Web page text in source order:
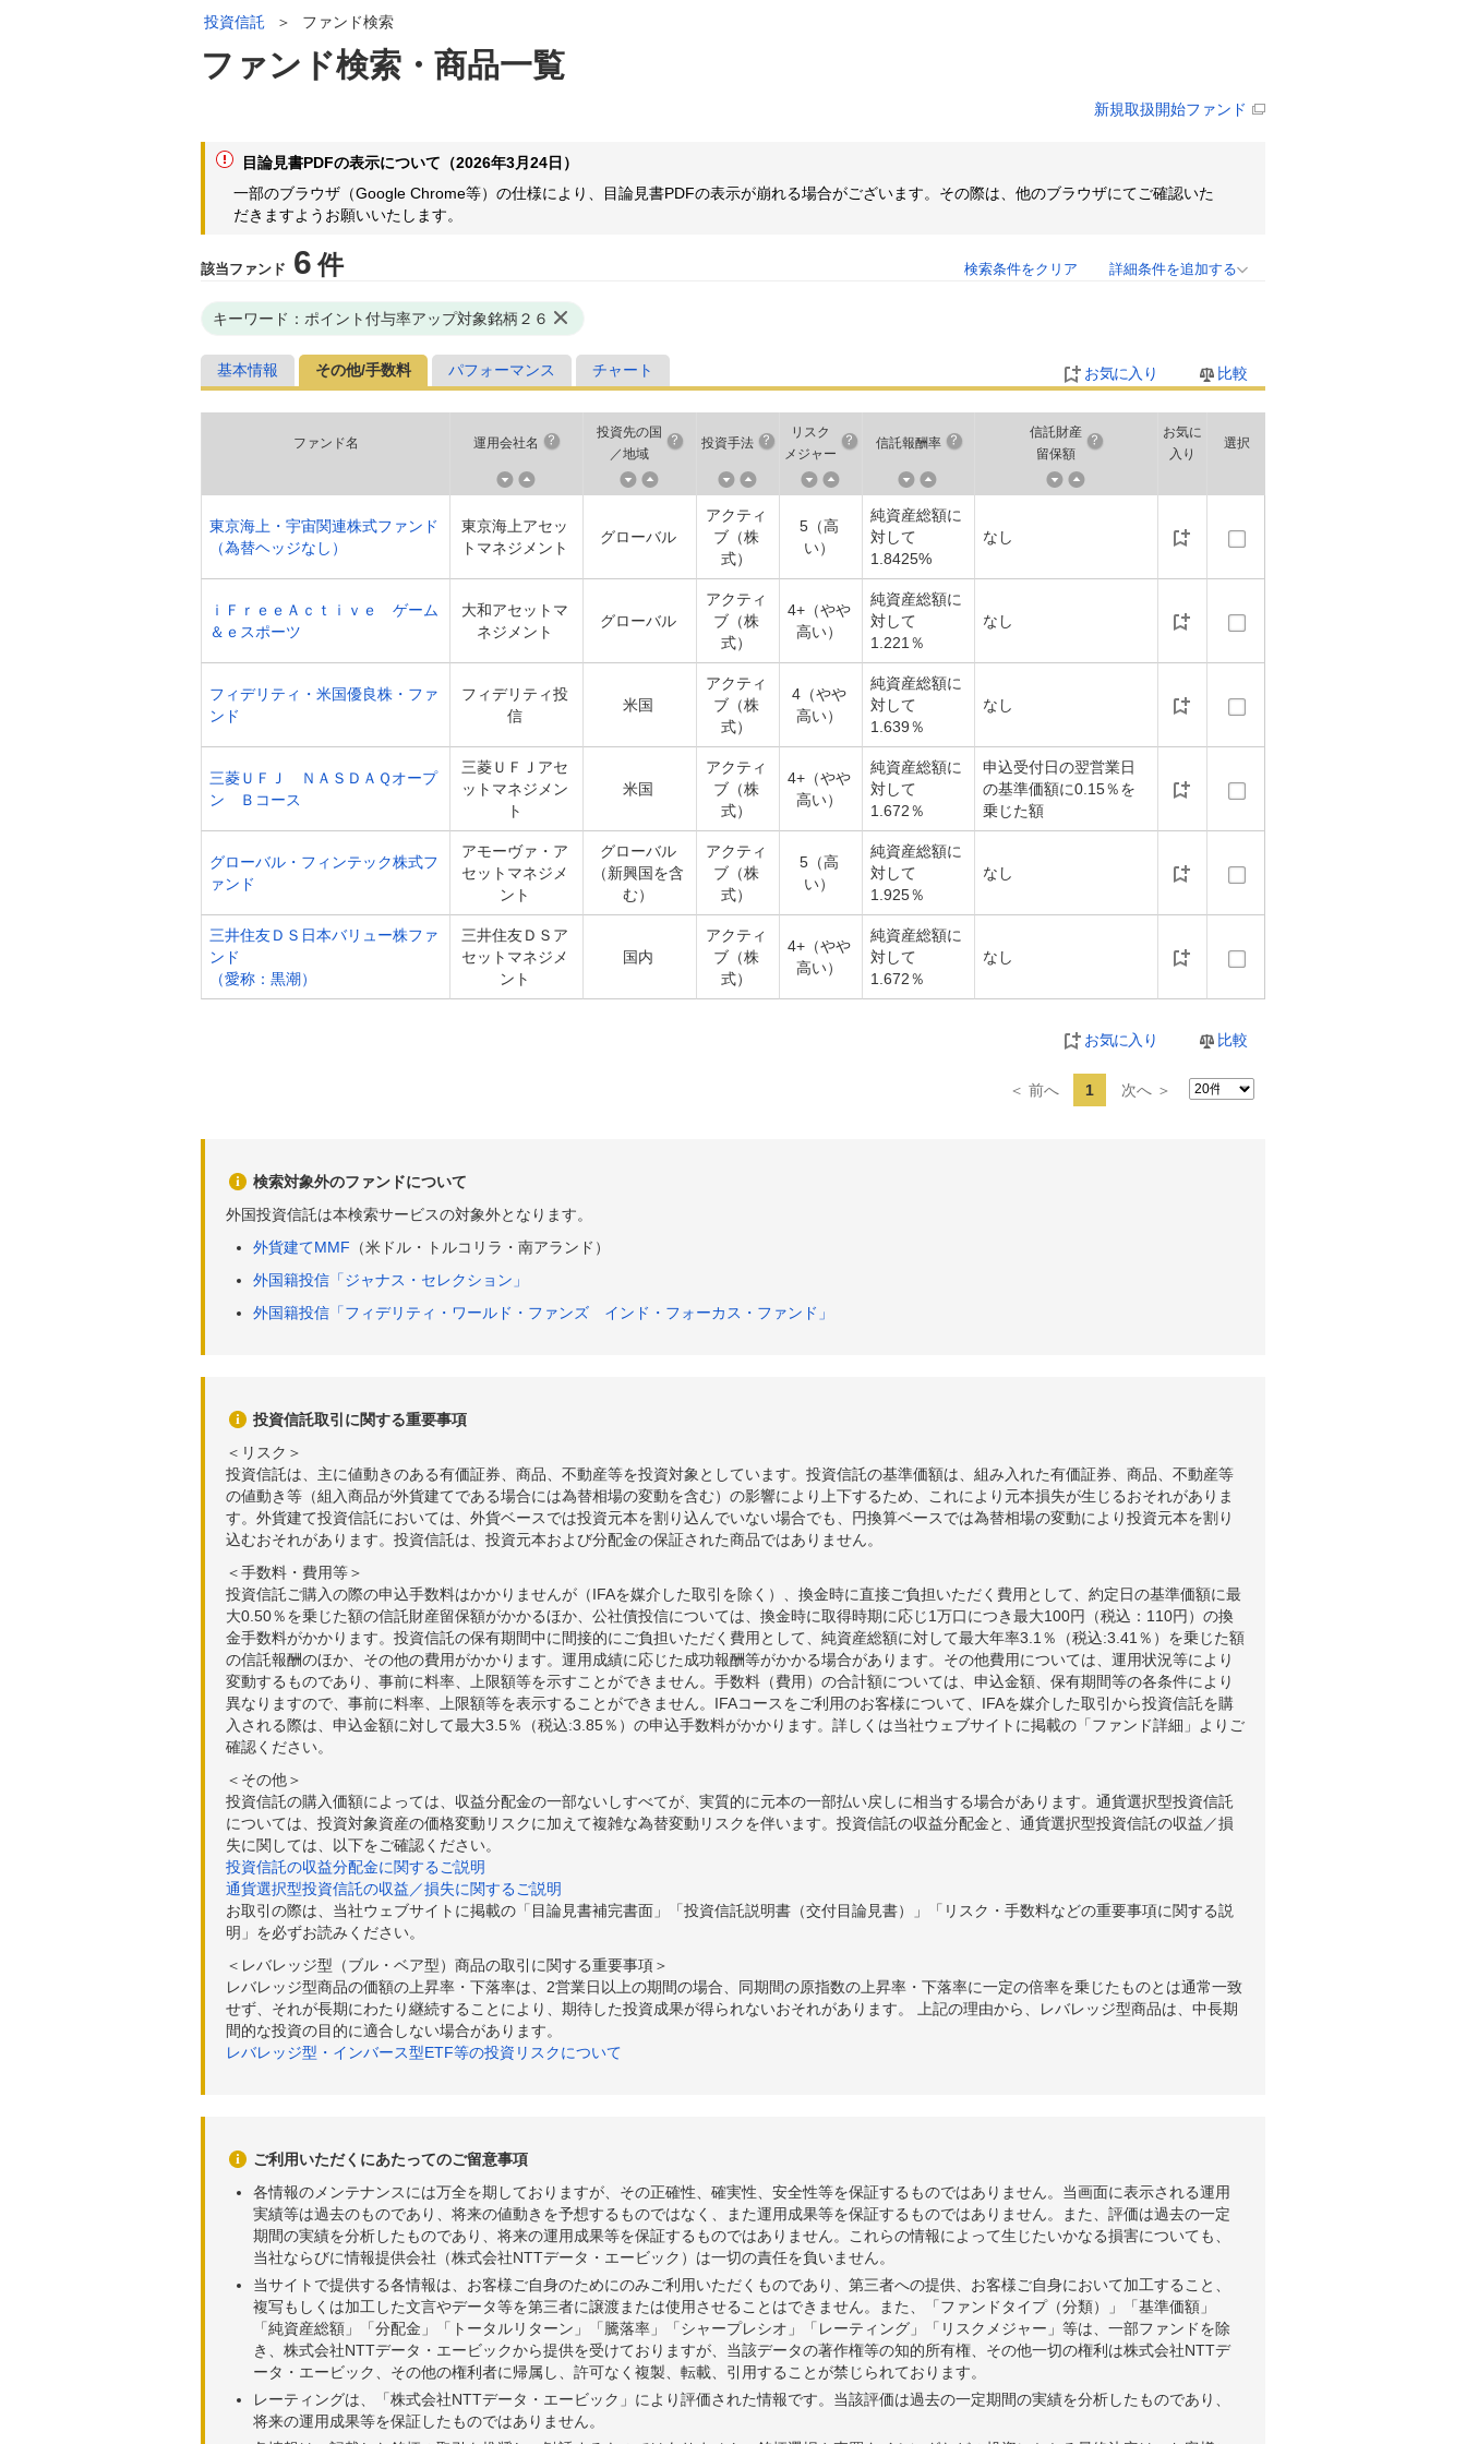
投資信託 ＞ ファンド検索
ファンド検索・商品一覧
新規取扱開始ファンド
目論見書PDFの表示について（2026年3月24日）
一部のブラウザ（Google Chrome等）の仕様により、目論見書PDFの表示が崩れる場合がございます。その際は、他のブラウザにてご確認いた
だきますようお願いいたします。
該当ファンド 6 件 検索条件をクリア 詳細条件を追加する
キーワード：ポイント付与率アップ対象銘柄２６
基本情報 その他/手数料 パフォーマンス チャート 比較
お気に入り
ファンド名 運用会社名
投資先の国
／地域
投資手法
リスク
メジャー
信託報酬率
信託財産
留保額
お気に
入り
選択
東京海上・宇宙関連株式ファンド
（為替ヘッジなし）
東京海上アセッ
トマネジメント
グローバル
アクティ
ブ（株
式）
5（高
い）
純資産総額に
対して
1.8425%
なし
ｉＦｒｅｅＡｃｔｉｖｅ ゲーム
＆ｅスポーツ
大和アセットマ
ネジメント
グローバル
アクティ
ブ（株
式）
4+（やや
高い）
純資産総額に
対して
1.221％
なし
フィデリティ・米国優良株・ファ
ンド
フィデリティ投
信
米国
アクティ
ブ（株
式）
4（やや
高い）
純資産総額に
対して
1.639％
なし
三菱ＵＦＪ ＮＡＳＤＡＱオープ
ン Ｂコース
三菱ＵＦＪアセ
ットマネジメン
ト
米国
アクティ
ブ（株
式）
4+（やや
高い）
純資産総額に
対して
1.672％
申込受付日の翌営業日
の基準価額に0.15％を
乗じた額
グローバル・フィンテック株式フ
ァンド
アモーヴァ・ア
セットマネジメ
ント
グローバル
（新興国を含
む）
アクティ
ブ（株
式）
5（高
い）
純資産総額に
対して
1.925％
なし
三井住友ＤＳ日本バリュー株ファ
ンド
（愛称：黒潮）
三井住友ＤＳア
セットマネジメ
ント
国内
アクティ
ブ（株
式）
4+（やや
高い）
純資産総額に
対して
1.672％
なし
比較
お気に入り
＜ 前へ 1 次へ ＞
検索対象外のファンドについて
外国投資信託は本検索サービスの対象外となります。
外貨建てMMF （米ドル・トルコリラ・南アランド）
外国籍投信「ジャナス・セレクション」
外国籍投信「フィデリティ・ワールド・ファンズ インド・フォーカス・ファンド」
投資信託取引に関する重要事項
＜リスク＞
投資信託は、主に値動きのある有価証券、商品、不動産等を投資対象としています。投資信託の基準価額は、組み入れた有価証券、商品、不動産等
の値動き等（組入商品が外貨建てである場合には為替相場の変動を含む）の影響により上下するため、これにより元本損失が生じるおそれがありま
す。外貨建て投資信託においては、外貨ベースでは投資元本を割り込んでいない場合でも、円換算ベースでは為替相場の変動により投資元本を割り
込むおそれがあります。投資信託は、投資元本および分配金の保証された商品ではありません。
＜手数料・費用等＞
投資信託ご購入の際の申込手数料はかかりませんが（IFAを媒介した取引を除く）、換金時に直接ご負担いただく費用として、約定日の基準価額に最
大0.50％を乗じた額の信託財産留保額がかかるほか、公社債投信については、換金時に取得時期に応じ1万口につき最大100円（税込：110円）の換
金手数料がかかります。投資信託の保有期間中に間接的にご負担いただく費用として、純資産総額に対して最大年率3.1％（税込:3.41％）を乗じた額
の信託報酬のほか、その他の費用がかかります。運用成績に応じた成功報酬等がかかる場合があります。その他費用については、運用状況等により
変動するものであり、事前に料率、上限額等を示すことができません。手数料（費用）の合計額については、申込金額、保有期間等の各条件により
異なりますので、事前に料率、上限額等を表示することができません。IFAコースをご利用のお客様について、IFAを媒介した取引から投資信託を購
入される際は、申込金額に対して最大3.5％（税込:3.85％）の申込手数料がかかります。詳しくは当社ウェブサイトに掲載の「ファンド詳細」よりご
確認ください。
＜その他＞
投資信託の購入価額によっては、収益分配金の一部ないしすべてが、実質的に元本の一部払い戻しに相当する場合があります。通貨選択型投資信託
については、投資対象資産の価格変動リスクに加えて複雑な為替変動リスクを伴います。投資信託の収益分配金と、通貨選択型投資信託の収益／損
失に関しては、以下をご確認ください。
投資信託の収益分配金に関するご説明
通貨選択型投資信託の収益／損失に関するご説明
お取引の際は、当社ウェブサイトに掲載の「目論見書補完書面」「投資信託説明書（交付目論見書）」「リスク・手数料などの重要事項に関する説
明」を必ずお読みください。
＜レバレッジ型（ブル・ベア型）商品の取引に関する重要事項＞
レバレッジ型商品の価額の上昇率・下落率は、2営業日以上の期間の場合、同期間の原指数の上昇率・下落率に一定の倍率を乗じたものとは通常一致
せず、それが長期にわたり継続することにより、期待した投資成果が得られないおそれがあります。 上記の理由から、レバレッジ型商品は、中長期
間的な投資の目的に適合しない場合があります。
レバレッジ型・インバース型ETF等の投資リスクについて
ご利用いただくにあたってのご留意事項
各情報のメンテナンスには万全を期しておりますが、その正確性、確実性、安全性等を保証するものではありません。当画面に表示される運用
実績等は過去のものであり、将来の値動きを予想するものではなく、また運用成果等を保証するものではありません。また、評価は過去の一定
期間の実績を分析したものであり、将来の運用成果等を保証するものではありません。これらの情報によって生じたいかなる損害についても、
当社ならびに情報提供会社（株式会社NTTデータ・エービック）は一切の責任を負いません。
当サイトで提供する各情報は、お客様ご自身のためにのみご利用いただくものであり、第三者への提供、お客様ご自身において加工すること、
複写もしくは加工した文言やデータ等を第三者に譲渡または使用させることはできません。また、「ファンドタイプ（分類）」「基準価額」
「純資産総額」「分配金」「トータルリターン」「騰落率」「シャープレシオ」「レーティング」「リスクメジャー」等は、一部ファンドを除
き、株式会社NTTデータ・エービックから提供を受けておりますが、当該データの著作権等の知的所有権、その他一切の権利は株式会社NTTデ
ータ・エービック、その他の権利者に帰属し、許可なく複製、転載、引用することが禁じられております。
レーティングは、「株式会社NTTデータ・エービック」により評価された情報です。当該評価は過去の一定期間の実績を分析したものであり、
将来の運用成果等を保証したものではありません。